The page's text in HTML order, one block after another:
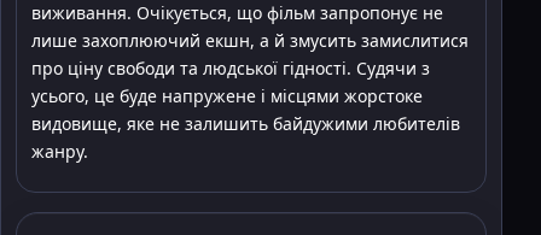
виживання. Очікується, що фільм запропонує не
лише захоплюючий екшн, а й змусить замислитися
про ціну свободи та людської гідності. Судячи з
усього, це буде напружене і місцями жорстоке
видовище, яке не залишить байдужими любителів
жанру.